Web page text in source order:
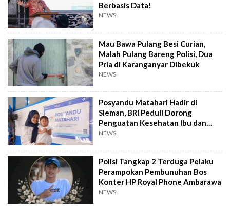
Berbasis Data!
NEWS
Mau Bawa Pulang Besi Curian,
Malah Pulang Bareng Polisi, Dua
Pria di Karanganyar Dibekuk
NEWS
Posyandu Matahari Hadir di
Sleman, BRI Peduli Dorong
Penguatan Kesehatan Ibu dan
Anak
NEWS
Polisi Tangkap 2 Terduga Pelaku
Perampokan Pembunuhan Bos
Konter HP Royal Phone Ambarawa
NEWS